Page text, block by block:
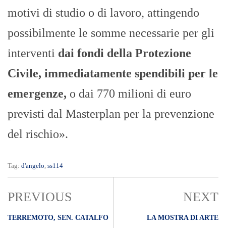
motivi di studio o di lavoro, attingendo
possibilmente le somme necessarie per gli
interventi dai fondi della Protezione
Civile, immediatamente spendibili per le
emergenze, o dai 770 milioni di euro
previsti dal Masterplan per la prevenzione
del rischio».
Tag: d'angelo, ss114
PREVIOUS
TERREMOTO, SEN. CATALFO
NEXT
LA MOSTRA DI ARTE